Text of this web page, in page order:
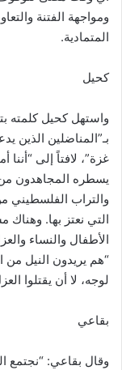
ومواجهة الفتنة
المتمادية.
كحيل
واستهل كحيل كلمته
بـ”المناضلين الذين
غزة”، لافتاً إلى
يسطره المجاهدون من
والتراب
التي نعتز بها. وهناك
الأطفال والنساء
“هم يريدون النيل من
لوجه، لا أن يقتلوا
بقاعي
وقال بقاعي: “نجتمع